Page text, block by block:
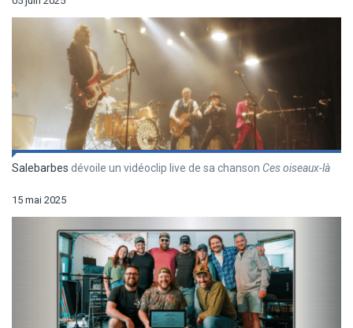
Salebarbes dévoile un vidéoclip live de sa chanson Ces oiseaux-là
15 mai 2025